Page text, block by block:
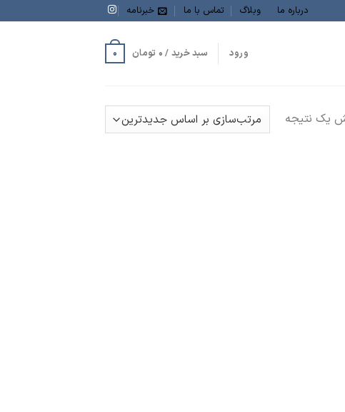
درباره ما وبلاگ تماس با ما خبرنامه
ورود سبد خرید / 0 تومان 0
یک نتیجه